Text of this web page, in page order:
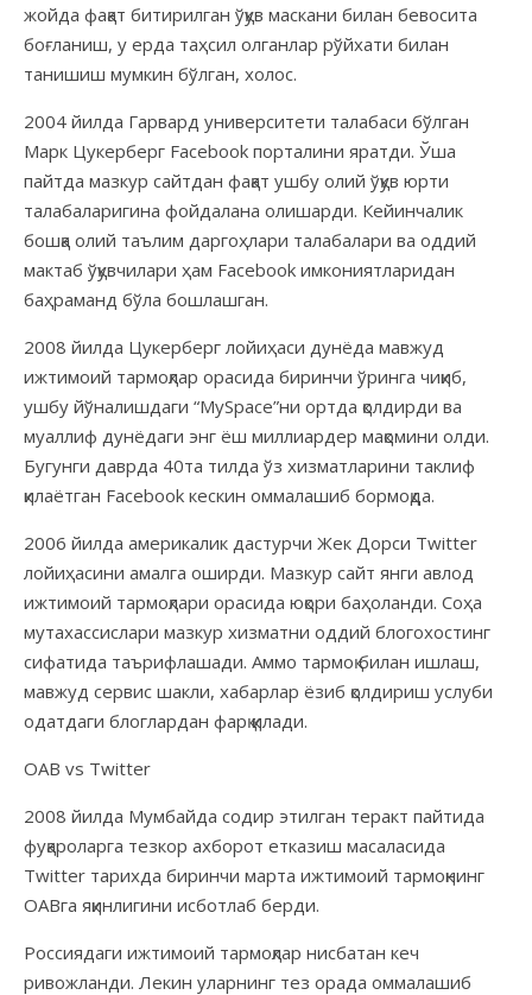
жойда фақат битирилган ўқув маскани билан бевосита
боғланиш, у ерда таҳсил олганлар рўйхати билан
танишиш мумкин бўлган, холос.
2004 йилда Гарвард университети талабаси бўлган
Марк Цукерберг Facebook порталини яратди. Ўша
пайтда мазкур сайтдан фақат ушбу олий ўқув юрти
талабаларигина фойдалана олишарди. Кейинчалик
бошқа олий таълим даргоҳлари талабалари ва оддий
мактаб ўқувчилари ҳам Faceboоk имкониятларидан
баҳраманд бўла бошлашган.
2008 йилда Цукерберг лойиҳаси дунёда мавжуд
ижтимоий тармоқлар орасида биринчи ўринга чиқиб,
ушбу йўналишдаги “MySpace”ни ортда қолдирди ва
муаллиф дунёдаги энг ёш миллиардер мақомини олди.
Бугунги даврда 40та тилда ўз хизматларини таклиф
қилаётган Facebook кескин оммалашиб бормоқда.
2006 йилда америкалик дастурчи Жек Дорси Twitter
лойиҳасини амалга оширди. Мазкур сайт янги авлод
ижтимоий тармоқлари орасида юқори баҳоланди. Соҳа
мутахассислари мазкур хизматни оддий блогохостинг
сифатида таърифлашади. Аммо тармоқ билан ишлаш,
мавжуд сервис шакли, хабарлар ёзиб қолдириш услуби
одатдаги блоглардан фарқ қилади.
ОАВ vs Twitter
2008 йилда Мумбайда содир этилган теракт пайтида
фуқароларга тезкор ахборот етказиш масаласида
Twitter тарихда биринчи марта ижтимоий тармоқнинг
ОАВга яқинлигини исботлаб берди.
Россиядаги ижтимоий тармоқлар нисбатан кеч
ривожланди. Лекин уларнинг тез орада оммалашиб